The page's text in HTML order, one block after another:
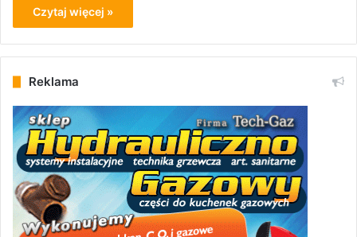
Czytaj więcej »
Reklama